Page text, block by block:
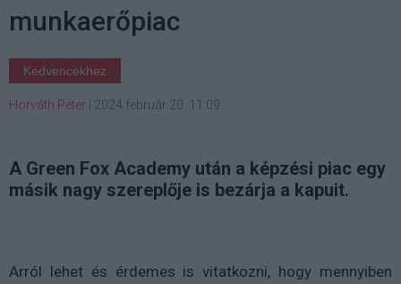
munkaerőpiac
Kedvencekhez
Horváth Péter 2024 február 20. 11:09
A Green Fox Academy után a képzési piac egy
másik nagy szereplője is bezárja a kapuit.
Arról lehet és érdemes is vitatkozni, hogy mennyiben